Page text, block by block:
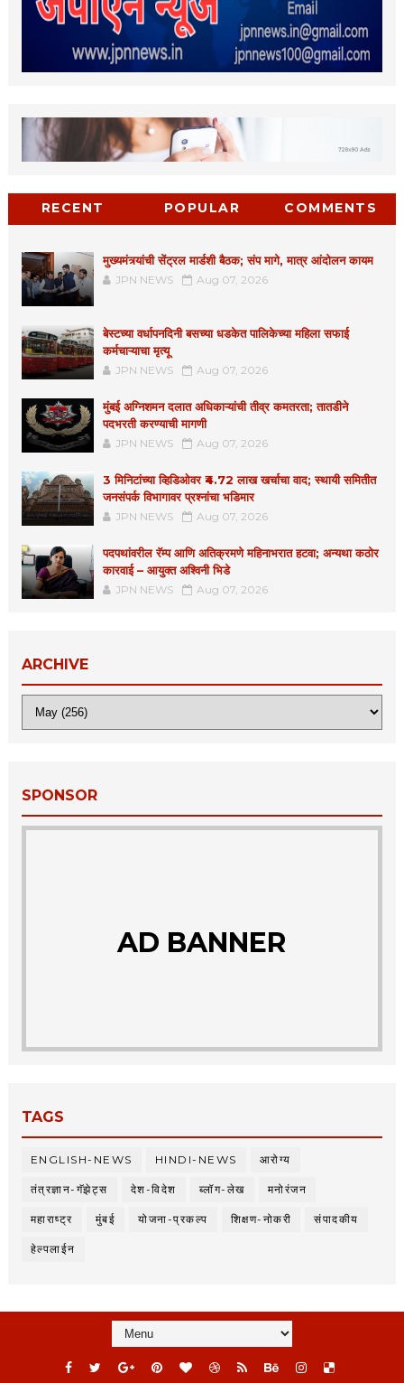
RECENT POPULAR COMMENTS
मुख्यमंत्र्यांची सेंट्रल मार्डशी बैठक; संप मागे, मात्र आंदोलन कायम
JPN NEWS Aug 07, 2026
बेस्टच्या वर्धापनदिनी बसच्या धडकेत पालिकेच्या महिला सफाई
कर्मचाऱ्याचा मृत्यू
JPN NEWS Aug 07, 2026
मुंबई अग्निशमन दलात अधिकाऱ्यांची तीव्र कमतरता; तातडीने
पदभरती करण्याची मागणी
JPN NEWS Aug 07, 2026
3 मिनिटांच्या व्हिडिओवर ₹4.72 लाख खर्चाचा वाद; स्थायी समितीत
जनसंपर्क विभागावर प्रश्नांचा भडिमार
JPN NEWS Aug 07, 2026
पदपथांवरील रॅम्प आणि अतिक्रमणे महिनाभरात हटवा; अन्यथा कठोर
कारवाई – आयुक्त अश्विनी भिडे
JPN NEWS Aug 07, 2026
ARCHIVE
SPONSOR
AD BANNER
TAGS
ENGLISH-NEWS HINDI-NEWS आरोग्य
तंत्रज्ञान-गॅझेट्स देश-विदेश ब्लॉग-लेख मनोरंजन
महाराष्ट्र मुंबई योजना-प्रकल्प शिक्षण-नोकरी संपादकीय
हेल्पलाईन